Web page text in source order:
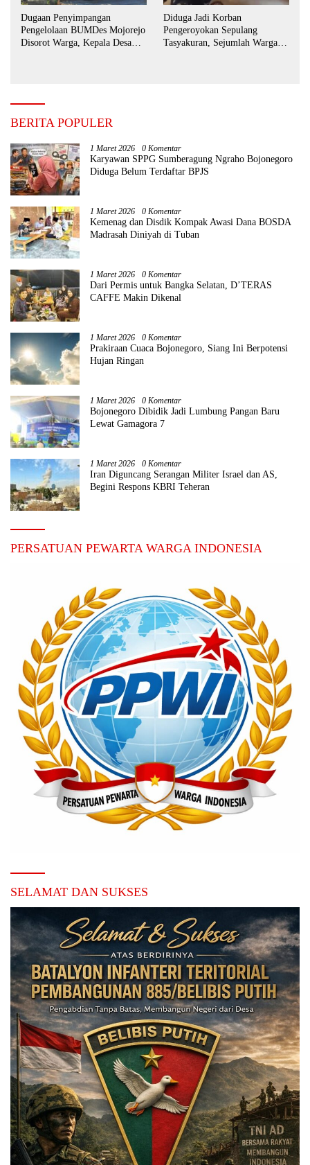
Dugaan Penyimpangan
Pengelolaan BUMDes Mojorejo
Disorot Warga, Kepala Desa
Diduga Jadi Korban
Pengeroyokan Sepulang
Tasyakuran, Sejumlah Warga
BERITA POPULER
1 Maret 2026 0 Komentar
Karyawan SPPG Sumberagung Ngraho Bojonegoro
Diduga Belum Terdaftar BPJS
1 Maret 2026 0 Komentar
Kemenag dan Disdik Kompak Awasi Dana BOSDA
Madrasah Diniyah di Tuban
1 Maret 2026 0 Komentar
Dari Permis untuk Bangka Selatan, D’TERAS
CAFFE Makin Dikenal
1 Maret 2026 0 Komentar
Prakiraan Cuaca Bojonegoro, Siang Ini Berpotensi
Hujan Ringan
1 Maret 2026 0 Komentar
Bojonegoro Dibidik Jadi Lumbung Pangan Baru
Lewat Gamagora 7
1 Maret 2026 0 Komentar
Iran Diguncang Serangan Militer Israel dan AS,
Begini Respons KBRI Teheran
PERSATUAN PEWARTA WARGA INDONESIA
SELAMAT DAN SUKSES